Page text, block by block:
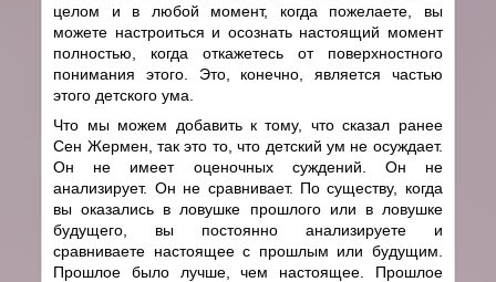
целом и в любой момент, когда пожелаете, вы
можете настроиться и осознать настоящий момент
полностью, когда откажетесь от поверхностного
понимания этого. Это, конечно, является частью
этого детского ума.
Что мы можем добавить к тому, что сказал ранее
Сен Жермен, так это то, что детский ум не осуждает.
Он не имеет оценочных суждений. Он не
анализирует. Он не сравнивает. По существу, когда
вы оказались в ловушке прошлого или в ловушке
будущего, вы постоянно анализируете и
сравниваете настоящее с прошлым или будущим.
Прошлое было лучше, чем настоящее. Прошлое